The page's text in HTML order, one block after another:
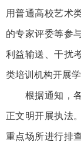
用普通高校艺术
的专家评委等参
利益输送、干扰
类培训机构开展
根据通知，各
正文明开展执法
重点场所进行排